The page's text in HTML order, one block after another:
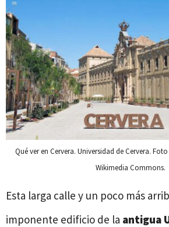
Qué ver en Cervera. Universidad de Cervera.
Wikimedia Commons.
Esta larga calle y un poco más
imponente edificio de la antigua